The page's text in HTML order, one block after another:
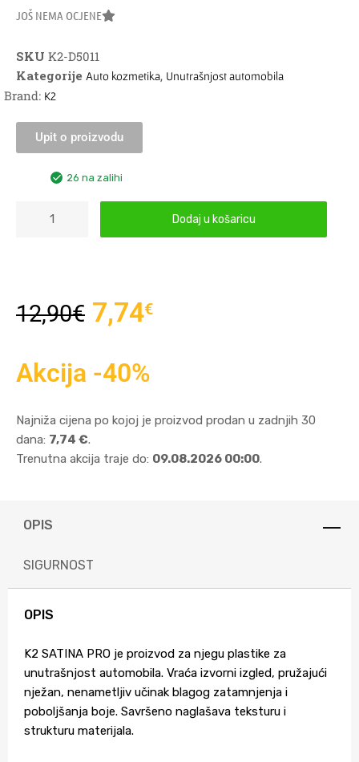
JOŠ NEMA OCJENE
SKU K2-D5011
Kategorije Auto kozmetika, Unutrašnjost automobila
Brand: K2
Upit o proizvodu
26 na zalihi
Dodaj u košaricu
12,90€ 7,74€
Akcija -40%
Najniža cijena po kojoj je proizvod prodan u zadnjih 30
dana: 7,74 €.
Trenutna akcija traje do: 09.08.2026 00:00.
OPIS
SIGURNOST
OPIS
K2 SATINA PRO je proizvod za njegu plastike za
unutrašnjost automobila. Vraća izvorni izgled, pružajući
nježan, nenametljiv učinak blagog zatamnjenja i
poboljšanja boje. Savršeno naglašava teksturu i
strukturu materijala.